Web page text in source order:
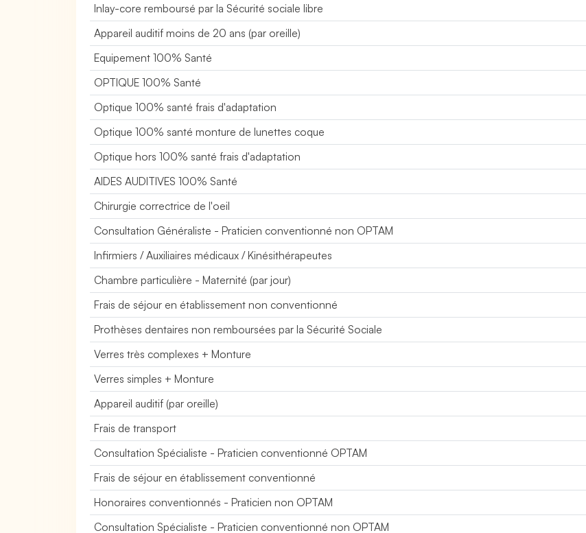
Inlay-core remboursé par la Sécurité sociale libre
Appareil auditif moins de 20 ans (par oreille)
Equipement 100% Santé
OPTIQUE 100% Santé
Optique 100% santé frais d'adaptation
Optique 100% santé monture de lunettes coque
Optique hors 100% santé frais d'adaptation
AIDES AUDITIVES 100% Santé
Chirurgie correctrice de l'oeil
Consultation Généraliste - Praticien conventionné non OPTAM
Infirmiers / Auxiliaires médicaux / Kinésithérapeutes
Chambre particulière - Maternité (par jour)
Frais de séjour en établissement non conventionné
Prothèses dentaires non remboursées par la Sécurité Sociale
Verres très complexes + Monture
Verres simples + Monture
Appareil auditif (par oreille)
Frais de transport
Consultation Spécialiste - Praticien conventionné OPTAM
Frais de séjour en établissement conventionné
Honoraires conventionnés - Praticien non OPTAM
Consultation Spécialiste - Praticien conventionné non OPTAM